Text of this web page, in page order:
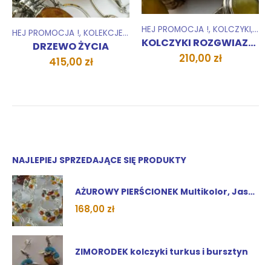
ZAWIESZKI ,ZESTAWY
HEJ PROMOCJA !, KOLEKCJE,WISIORKI ZAWIESZKI
DRZEWO ŻYCIA
415,00 zł
HEJ PROMOCJA !, KOLCZYKI,
KOLCZYKI ROZGWIAZDY
210,00 zł
NAJLEPIEJ SPRZEDAJĄCE SIĘ PRODUKTY
AŻUROWY PIERŚCIONEK Multikolor, Jasny, Koniak, Wiśnia
168,00 zł
ZIMORODEK kolczyki turkus i bursztyn